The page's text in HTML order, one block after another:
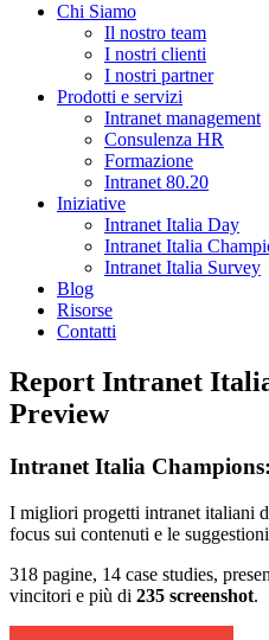
Chi Siamo
Il nostro team
I nostri clienti
I nostri partner
Prodotti e servizi
Intranet management
Consulenza HR
Formazione
Intranet 80.20
Iniziative
Intranet Italia Day
Intranet Italia
Intranet Italia Survey
Blog
Risorse
Contatti
Report Intranet
Preview
Intranet Italia
I migliori progetti intranet italiani
focus sui contenuti e le
318 pagine, 14 case studies,
vincitori e più di 235 screenshot.